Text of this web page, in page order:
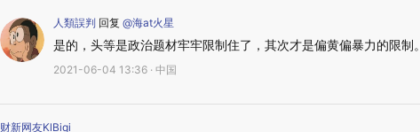
人類誤判 回复 @海at火星
是的，头等是政治题材牢牢限制住了，其次才是偏黄偏暴力的限制。
2021-06-04 13:36 · 中国
财新网友KlBiqi